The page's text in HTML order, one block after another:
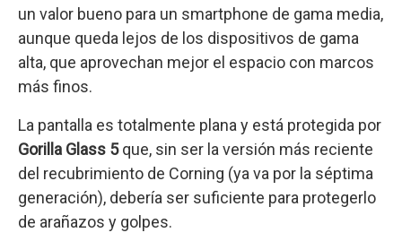
un valor bueno para un smartphone de gama media,
aunque queda lejos de los dispositivos de gama
alta, que aprovechan mejor el espacio con marcos
más finos.
La pantalla es totalmente plana y está protegida por
Gorilla Glass 5que, sin ser la versión más reciente
del recubrimiento de Corning (ya va por la séptima
generación), debería ser suficiente para protegerlo
de arañazos y golpes.